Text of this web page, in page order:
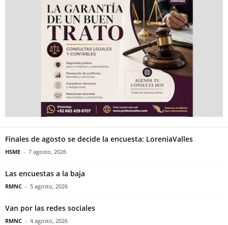
Finales de agosto se decide la encuesta: LoreniaValles
HSME - 7 agosto, 2026
Las encuestas a la baja
RMNC - 5 agosto, 2026
Van por las redes sociales
RMNC - 4 agosto, 2026